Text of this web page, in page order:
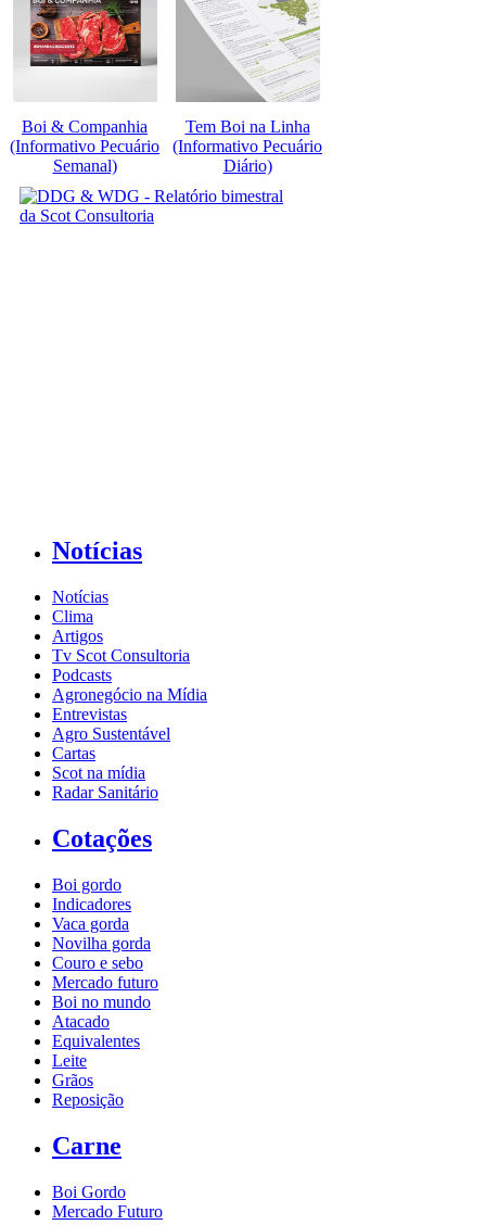
Boi & Companhia
(Informativo Pecuário
Semanal)
Tem Boi na Linha
(Informativo Pecuário
Diário)
Notícias
Notícias
Clima
Artigos
Tv Scot Consultoria
Podcasts
Agronegócio na Mídia
Entrevistas
Agro Sustentável
Cartas
Scot na mídia
Radar Sanitário
Cotações
Boi gordo
Indicadores
Vaca gorda
Novilha gorda
Couro e sebo
Mercado futuro
Boi no mundo
Atacado
Equivalentes
Leite
Grãos
Reposição
Carne
Boi Gordo
Mercado Futuro